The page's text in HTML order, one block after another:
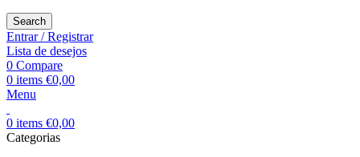
Search
Entrar / Registrar
Lista de desejos
0 Compare
0 items €0,00
Menu
0 items €0,00
Categorias